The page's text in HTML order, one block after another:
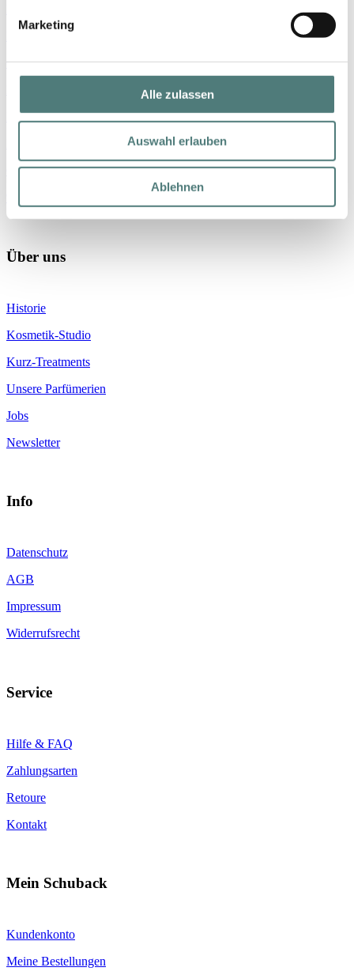
Marketing
Alle zulassen
Auswahl erlauben
Ablehnen
Gesicht
Haare
Geschenke
Über uns
Historie
Kosmetik-Studio
Kurz-Treatments
Unsere Parfümerien
Jobs
Newsletter
Info
Datenschutz
AGB
Impressum
Widerrufsrecht
Service
Hilfe & FAQ
Zahlungsarten
Retoure
Kontakt
Mein Schuback
Kundenkonto
Meine Bestellungen